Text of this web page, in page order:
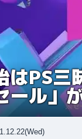
はPS
ール」